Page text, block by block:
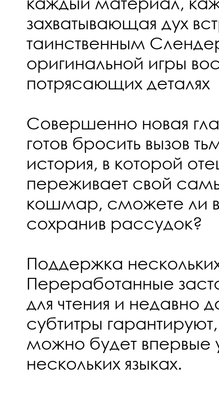
захватывающая дух
таинственным
оригинальной игры
потрясающих деталях
Совершенно новая
готов бросить вызов
история, в которой
переживает свой
кошмар, сможете ли
сохранив рассудок?
Поддержка
Переработанные
для чтения и недавно
субтитры
можно будет впервые
нескольких языках.